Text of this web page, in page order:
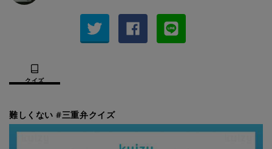
クイズ
難しくない #三重弁クイズ